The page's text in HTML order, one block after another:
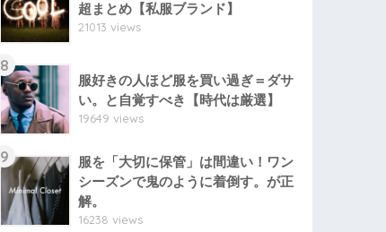
超まとめ【私服ブランド】
21013 views
8
服好きの人ほど服を買い過ぎ＝ダサ
い。と自覚すべき【時代は厳選】
19649 views
9
服を「大切に保管」は間違い！ワン
シーズンで鬼のように着倒す。が正
解。
16238 views